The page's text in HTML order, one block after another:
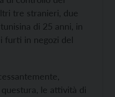
tre stranieri, due
di 25 anni, in
furti in negozi del
le attività di